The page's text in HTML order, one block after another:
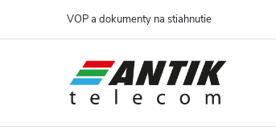
VOP a dokumenty na stiahnutie